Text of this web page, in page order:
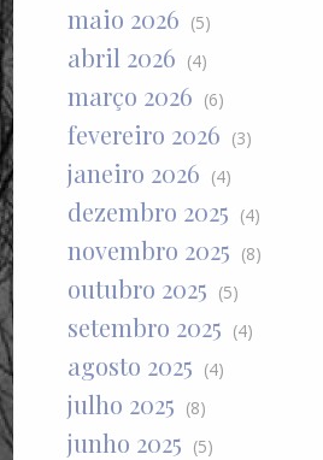
maio 2026 (5)
abril 2026 (4)
março 2026 (6)
fevereiro 2026 (3)
janeiro 2026 (4)
dezembro 2025 (4)
novembro 2025 (8)
outubro 2025 (5)
setembro 2025 (4)
agosto 2025 (4)
julho 2025 (8)
junho 2025 (5)